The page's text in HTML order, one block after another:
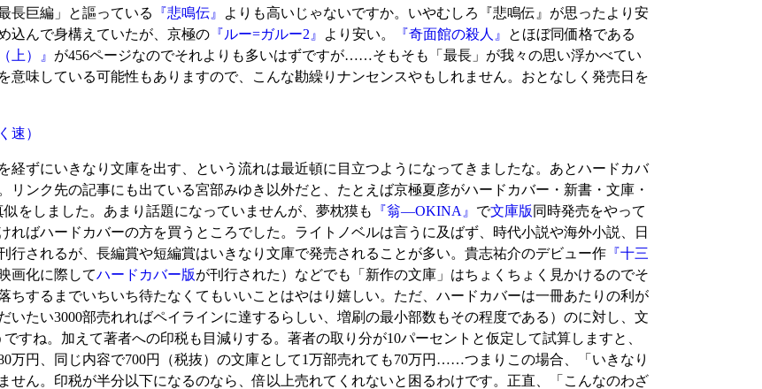
長巨編」と謳っている
『悲鳴伝』
よりも高いじゃないですか。いやむしろ『悲鳴伝』が思ったより安
込んで身構えていたが、京極の 『ルー=ガルー2』 より安い。 『奇面館の殺人』
とほぼ同価格である
上）』 が456ページなのでそれよりも多いはずですが……そもそも「最長」が我々の思い浮かべてい
意味している可能性もありますので、こんな勘繰りナンセンスやもしれません。おとなしく発売日を
速）
ずにいきなり文庫を出す、という流れは最近頓に目立つようになってきましたな。あとハードカバ
リンク先の記事にも出ている宮部みゆき以外だと、たとえば京極夏彦がハードカバー・新書・文庫・
をしました。あまり話題になっていませんが、夢枕獏も
『翁―OKINA』 で文庫版 同時発売をやって
ればハードカバーの方を買うところでした。ライトノベルは言うに及ばず、時代小説や海外小説、日
行されるが、長編賞や短編賞はいきなり文庫で発売されることが多い。貴志祐介のデビュー作 『十三
画化に際してハードカバー版が刊行された）などでも「新作の文庫」はちょくちょく見かけるのでそ
ちするまでいちいち待たなくてもいいことはやはり嬉しい。ただ、ハードカバーは一冊あたりの利が
いたい3000部売れればペイラインに達するらしい、増刷の最小部数もその程度である）のに対し、文
すね。加えて著者への印税も目減りする。著者の取り分が10パーセントと仮定して試算しますと、
万円、同じ内容で700円（税抜）の文庫として1万部売れても70万円……つまりこの場合、「いきなり
せん。印税が半分以下になるのなら、倍以上売れてくれないと困るわけです。正直、「こんなのわざ